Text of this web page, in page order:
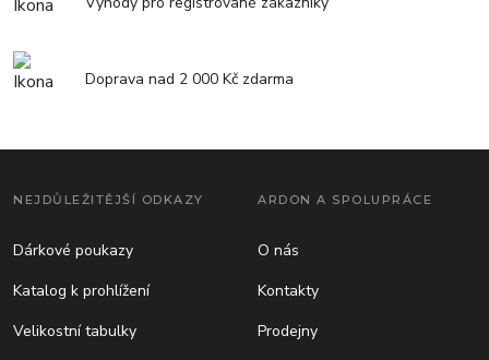
Doprava nad 2 000 Kč zdarma
NEJDŮLEŽITĚJŠÍ ODKAZY
Dárkové poukazy
Katalog k prohlížení
Velikostní tabulky
ARDON A SPOLUPRÁCE
O nás
Kontakty
Prodejny